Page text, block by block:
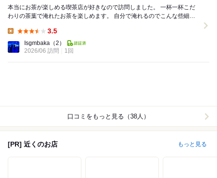
本当にお茶が楽しめる喫茶店が好きなので訪問しました。 一杯一杯こだ
わりの茶葉で淹れたお茶を楽しめます。 自分で淹れるのでこんな些細な
3.5
Isgmbaka （2）
2026/06 訪問
1回
口コミをもっと見る（38人）
[PR] 近くのお店 もっと見る